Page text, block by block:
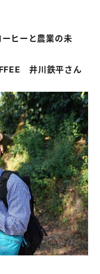
ーヒーと農業の未
井川鉄平さん